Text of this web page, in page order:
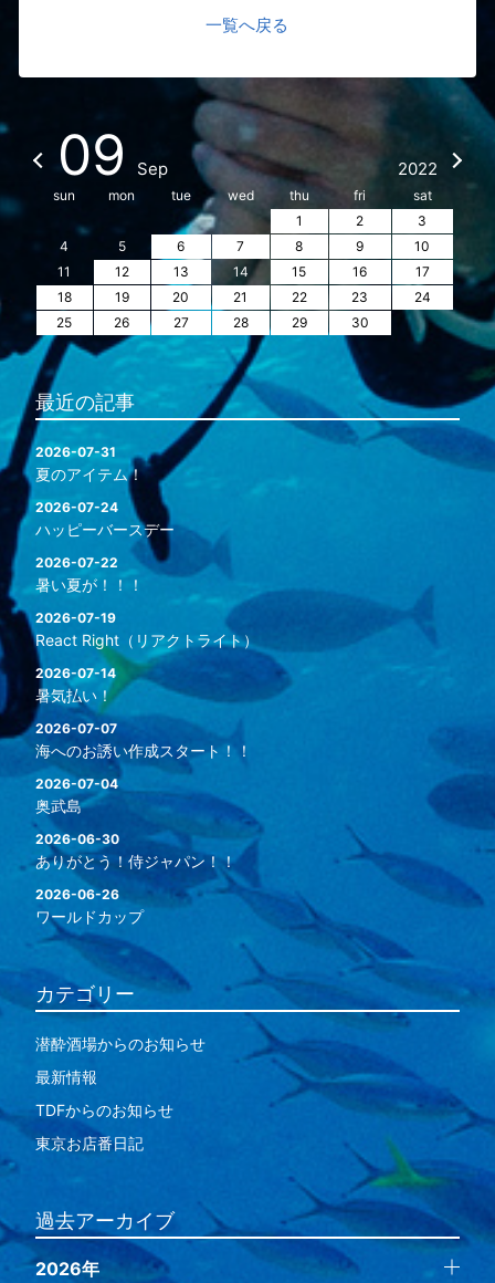
一覧へ戻る
09 Sep 2022
sun mon tue wed thu fri
sat
1
2
3
4
5 6 7 8 9
10
11
12 13 14 15 16
17
18
19 20 21 22 23
24
25
26 27 28 29 30
最近の記事
2026-07-31
夏のアイテム！
2026-07-24
ハッピーバースデー
2026-07-22
暑い夏が！！！
2026-07-19
React Right（リアクトライト）
2026-07-14
暑気払い！
2026-07-07
海へのお誘い作成スタート！！
2026-07-04
奥武島
2026-06-30
ありがとう！侍ジャパン！！
2026-06-26
ワールドカップ
カテゴリー
潜酔酒場からのお知らせ
最新情報
TDFからのお知らせ
東京お店番日記
過去アーカイブ
2026年